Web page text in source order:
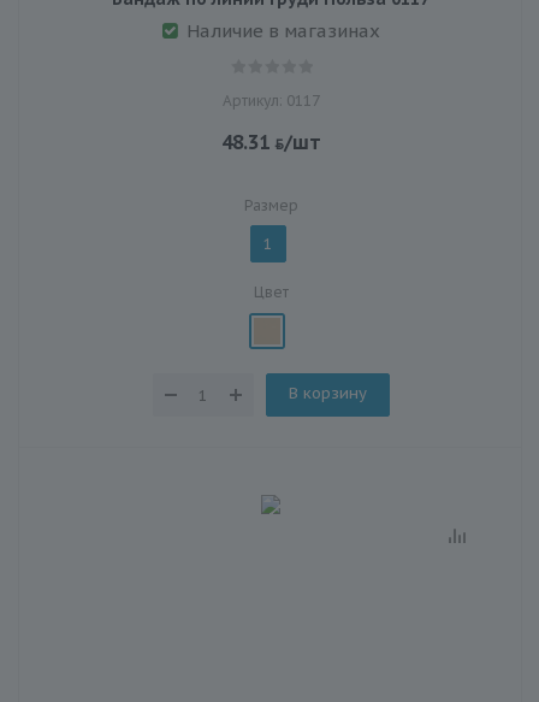
Наличие в магазинах
Артикул: 0117
48.31 /шт
Размер
1
Цвет
В корзину